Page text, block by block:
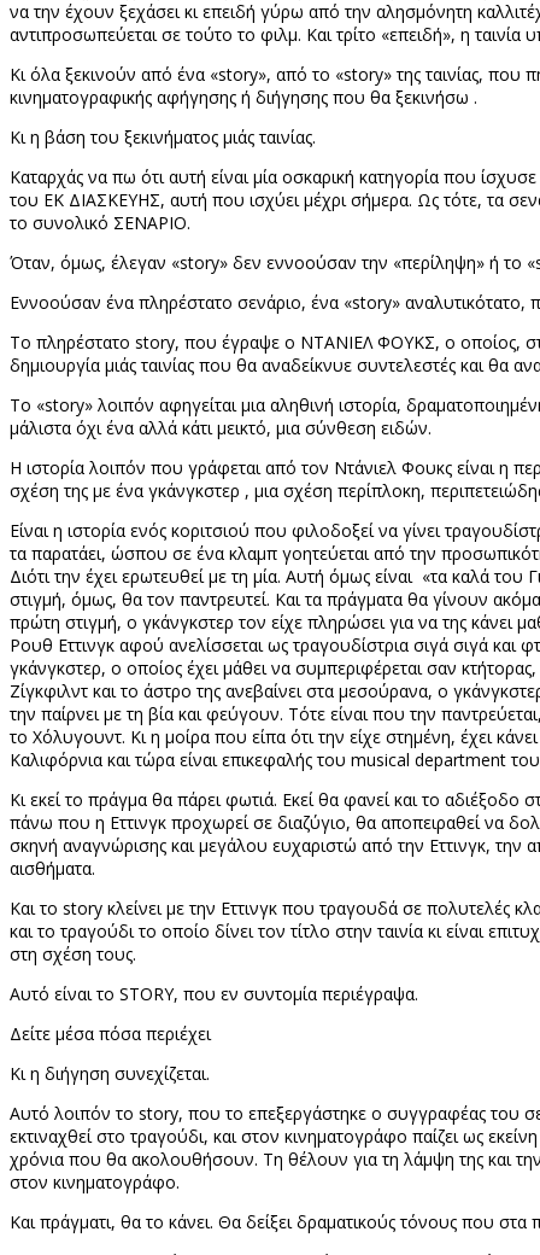
να την έχουν ξεχάσει κι επειδή γύρω από την αλησμόνητη
αντιπροσωπεύεται σε τούτο το φιλμ. Και τρίτο «επειδή», η
Κι όλα ξεκινούν από ένα «story», από το «story» της ταινίας,
κινηματογραφικής αφήγησης ή διήγησης που θα ξεκινήσω .
Κι η βάση του ξεκινήματος μιάς ταινίας.
Καταρχάς να πω ότι αυτή είναι μία οσκαρική κατηγορία που
του ΕΚ ΔΙΑΣΚΕΥΗΣ, αυτή που ισχύει μέχρι σήμερα. Ως τότε, τα
το συνολικό ΣΕΝΑΡΙΟ.
Όταν, όμως, έλεγαν «story» δεν εννοούσαν την «περίληψη» ή το «
Εννοούσαν ένα πληρέστατο σενάριο, ένα «story» αναλυτικότατο,
Το πληρέστατο story, που έγραψε ο ΝΤΑΝΙΕΛ ΦΟΥΚΣ, ο οποίος,
δημιουργία μιάς ταινίας που θα αναδείκνυε συντελεστές και θα
Το «story» λοιπόν αφηγείται μια αληθινή ιστορία,
μάλιστα όχι ένα αλλά κάτι μεικτό, μια σύνθεση ειδών.
Η ιστορία λοιπόν που γράφεται από τον Ντάνιελ Φουκς είναι η
σχέση της με ένα γκάνγκστερ , μια σχέση περίπλοκη,
Είναι η ιστορία ενός κοριτσιού που φιλοδοξεί να γίνει
τα παρατάει, ώσπου σε ένα κλαμπ γοητεύεται από την
Διότι την έχει ερωτευθεί με τη μία. Αυτή όμως είναι «τα καλά του
στιγμή, όμως, θα τον παντρευτεί. Και τα πράγματα θα γίνουν
πρώτη στιγμή, ο γκάνγκστερ τον είχε πληρώσει για να της κάνει
Ρουθ Εττινγκ αφού ανελίσσεται ως τραγουδίστρια σιγά σιγά
γκάνγκστερ, ο οποίος έχει μάθει να συμπεριφέρεται σαν
Ζίγκφιλντ και το άστρο της ανεβαίνει στα μεσούρανα, ο
την παίρνει με τη βία και φεύγουν. Τότε είναι που την
το Χόλυγουντ. Κι η μοίρα που είπα ότι την είχε στημένη, έχει
Καλιφόρνια και τώρα είναι επικεφαλής του musical department
Κι εκεί το πράγμα θα πάρει φωτιά. Εκεί θα φανεί και το αδιέξοδο
πάνω που η Εττινγκ προχωρεί σε διαζύγιο, θα αποπειραθεί να
σκηνή αναγνώρισης και μεγάλου ευχαριστώ από την Εττινγκ,
αισθήματα.
Και το story κλείνει με την Εττινγκ που τραγουδά σε πολυτελές
και το τραγούδι το οποίο δίνει τον τίτλο στην ταινία κι είναι
στη σχέση τους.
Αυτό είναι το STORY, που εν συντομία περιέγραψα.
Δείτε μέσα πόσα περιέχει
Κι η διήγηση συνεχίζεται.
Αυτό λοιπόν το story, που το επεξεργάστηκε ο συγγραφέας του
εκτιναχθεί στο τραγούδι, και στον κινηματογράφο παίζει ως
χρόνια που θα ακολουθήσουν. Τη θέλουν για τη λάμψη της και
στον κινηματογράφο.
Και πράγματι, θα το κάνει. Θα δείξει δραματικούς τόνους που